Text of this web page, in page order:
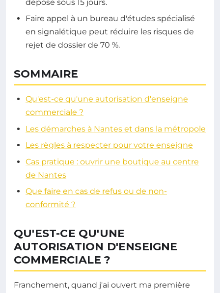
dépose sous 15 jours.
Faire appel à un bureau d'études spécialisé
en signalétique peut réduire les risques de
rejet de dossier de 70 %.
SOMMAIRE
Qu'est-ce qu'une autorisation d'enseigne
commerciale ?
Les démarches à Nantes et dans la métropole
Les règles à respecter pour votre enseigne
Cas pratique : ouvrir une boutique au centre
de Nantes
Que faire en cas de refus ou de non-
conformité ?
QU'EST-CE QU'UNE
AUTORISATION D'ENSEIGNE
COMMERCIALE ?
Franchement, quand j'ai ouvert ma première